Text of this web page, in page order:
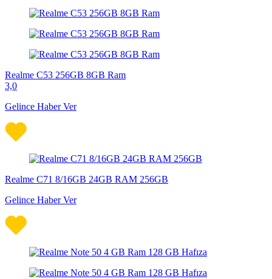
Realme C53 256GB 8GB Ram
3,0
Gelince Haber Ver
Realme C71 8/16GB 24GB RAM 256GB
Gelince Haber Ver